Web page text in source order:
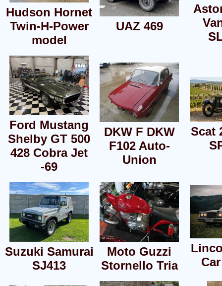
Hudson Hornet
Twin-H-Power
model
UAZ 469
Ford Mustang
Shelby GT 500
428 Cobra Jet
-69
DKW F DKW
F102 Auto-
Union
Scat
Suzuki Samurai
SJ413
Moto Guzzi
Stornello Tria